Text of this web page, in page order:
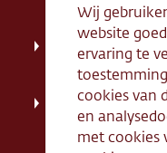
Tel. 070 - 324 94
Kerkstraat 71, 2242
Tel. 070 - 517 95 07
Dorpsstraat 134,
Tel. 079 - 316 78 95
Wij
website
ervaring te
cookies van
en
met cookies